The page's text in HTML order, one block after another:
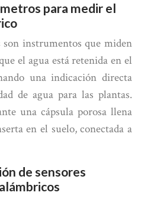
para medir el
son instrumentos que miden
el agua está retenida en el
una indicación directa
de agua para las plantas.
una cápsula porosa llena
en el suelo, conectada a
de sensores